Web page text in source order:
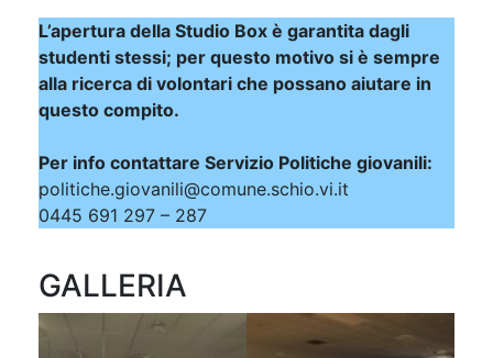
L’apertura della Studio Box è garantita dagli
studenti stessi; per questo motivo si è sempre
alla ricerca di volontari che possano aiutare in
questo compito.
Per info contattare Servizio Politiche giovanili:
politiche.giovanili@comune.schio.vi.it
0445 691 297 – 287
GALLERIA